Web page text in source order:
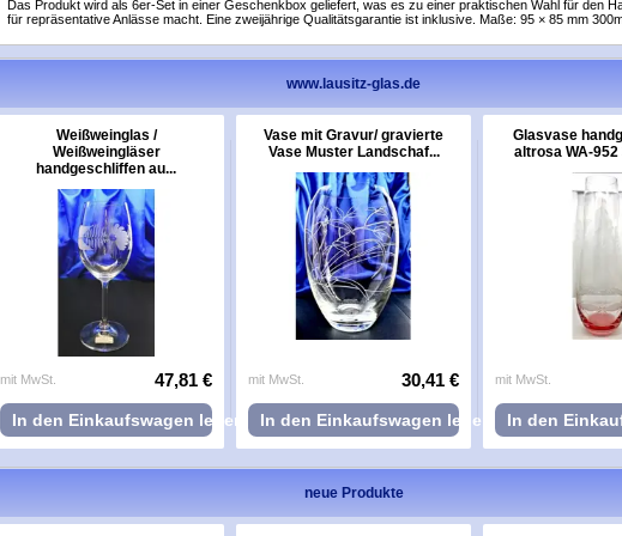
Das Produkt wird als 6er-Set in einer Geschenkbox geliefert, was es zu einer praktischen Wahl für den
für repräsentative Anlässe macht. Eine zweijährige Qualitätsgarantie ist inklusive. Maße: 95 × 85 mm
www.lausitz-glas.de
Weißweinglas /
Weißweingläser
handgeschliffen au...
mit MwSt. 47,81 €
In den Einkaufswagen legen
Vase mit Gravur/ gravierte
Vase Muster Landschaf...
mit MwSt. 30,41 €
In den Einkaufswagen legen
Glasvase
altrosa WA-952
mit MwSt.
In den
neue Produkte